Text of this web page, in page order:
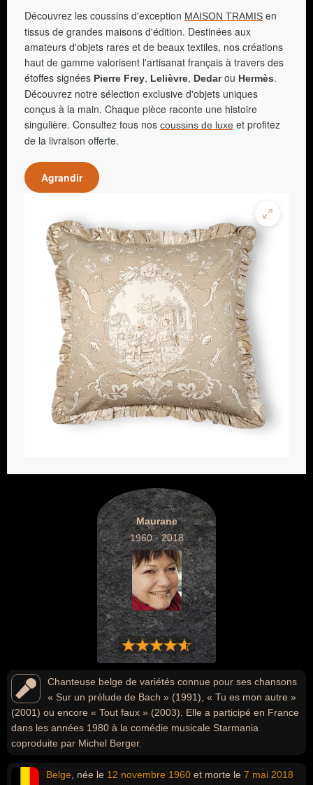
Découvrez les coussins d'exception MAISON TRAMIS en
tissus de grandes maisons d'édition. Destinées aux
amateurs d'objets rares et de beaux textiles, nos créations
haut de gamme valorisent l'artisanat français à travers des
étoffes signées Pierre Frey, Lelièvre, Dedarou Hermès.
Découvrez notre sélection exclusive d'objets uniques
conçus à la main. Chaque pièce raconte une histoire
singulière. Consultez tous nos coussins de luxe et profitez
de la livraison offerte.
Agrandir
Maurane
1960 - 2018
Chanteuse belge de variétés connue pour ses chansons
« Sur un prélude de Bach » (1991), « Tu es mon autre »
(2001) ou encore « Tout faux » (2003). Elle a participé en France
dans les années 1980 à la comédie musicale Starmania
coproduite par Michel Berger.
Belge , née le 12 novembre 1960 et morte le 7 mai 2018